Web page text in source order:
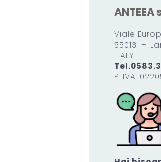
ANTEEA
Viale
55013 –
ITALY
P. IVA: